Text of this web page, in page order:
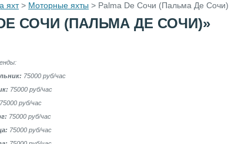
яхт> Моторные яхты > Palma De Сочи (Пальма Де Сочи)
СОЧИ (ПАЛЬМА ДЕ СОЧИ)»
75000 руб/час
75000 руб/час
75000 руб/час
75000 руб/час
75000 руб/час